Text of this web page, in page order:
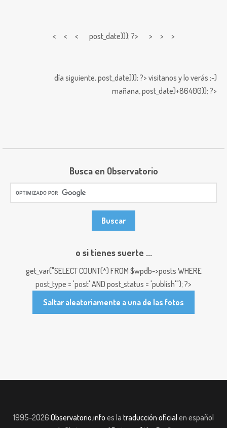
< < < post_date))); ?> > > >
día siguiente,post_date))); ?> visitanos y lo verás ;-)
mañana,post_date)+86400)); ?>
Busca en Observatorio
o si tienes suerte ...
get_var("SELECT COUNT(*) FROM $wpdb->posts WHERE
post_type = 'post' AND post_status = 'publish'"); ?>
Saltar aleatoriamente a una de las fotos
1995-2026 Observatorio.info es la traducción oficial en español